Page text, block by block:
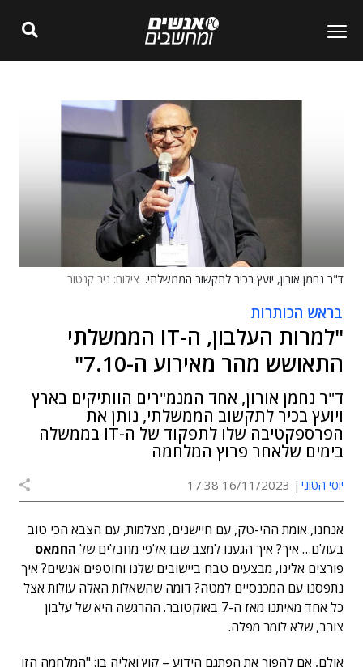
ד"ר נחמן אורון, יועץ בכיר לתקשוב הממשלתי. צילום: ניב קנטור
בראש הכותרות
"למרות העלבון, ה-IT הממשלתי
התאושש מהר מאירוע ה-7.10"
ד"ר נחמן אורון, אחד המנמ"רים הוותיקים בארץ
ויועץ בכיר לתקשוב הממשלתי, נותן את
הפרספקטיבה שלו לתפקוד של ה-IT בממשלה
בימים שלאחר פרוץ המלחמה
יוסי הטוני 16/11/2023 17:38
אנחנו, אומת ההי-טק, עם חיישנים, מצלמות, עם הצבא הכי טוב
בעולם… איך? איך הגענו למצב שבו אלפי מחבלים של החמאס
פורצים אלינו, מבצעים טבח ביישובים שלנו וחוטפים אנשים? איך
נתפסנו עם המכנסיים למטה? דומה שהשאלות האלה עולות אצל
כל אחד מאיתנו מאז ה-7 באוקטובר. ההרגשה היא של עלבון
צורב, שלא לומר מפלה.
אולם, אם להפוך את הפתגם הידוע – קוץ ואליה בו: "המלחמה הזו